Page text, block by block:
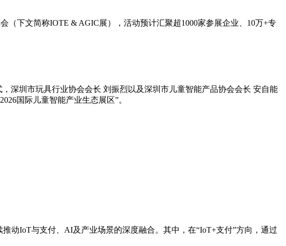
下文简称IOTE & AGIC展），活动预计汇聚超1000家参展企业、10万+专
深圳市玩具行业协会会长 刘振烈以及深圳市儿童智能产品协会会长 安自能
国际儿童智能产业生态展区”。
动IoT与支付、AI及产业场景的深度融合。其中，在“IoT+支付”方向，通过